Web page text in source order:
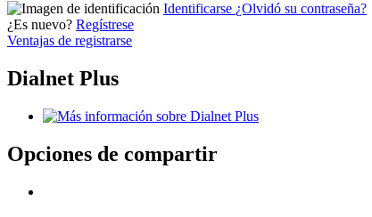
Identificarse ¿Olvidó su contraseña?
¿Es nuevo? Regístrese
Ventajas de registrarse
Dialnet Plus
Opciones de compartir